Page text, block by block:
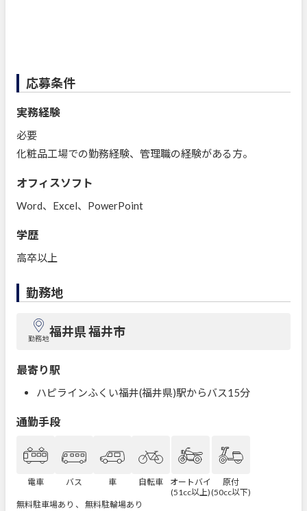
応募条件
実務経験
必要
化粧品工場での勤務経験、管理職の経験がある方。
オフィスソフト
Word、Excel、PowerPoint
学歴
高卒以上
勤務地
勤務地福井県 福井市
最寄り駅
ハピラインふくい福井(福井県)駅からバス15分
通勤手段
電車 バス 車 自転車
オートバイ
(51cc以上)
原付
(50cc以下)
無料駐車場あり 、 無料駐輪場あり